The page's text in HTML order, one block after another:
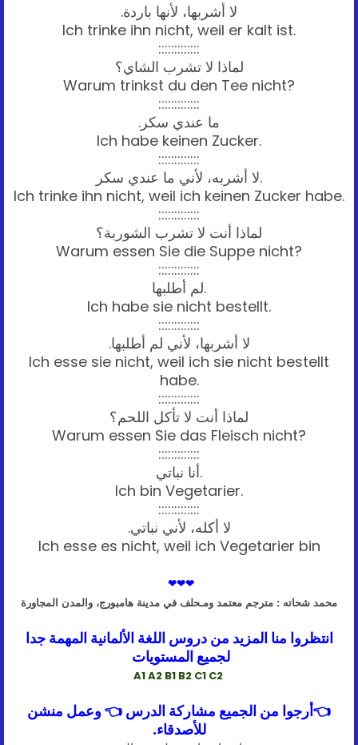
لا أشربها، لأنها باردة.
Ich trinke ihn nicht, weil er kalt ist.
:::::::::::::
لماذا لا تشرب الشاي؟
Warum trinkst du den Tee nicht?
:::::::::::::
ما عندي سكر.
Ich habe keinen Zucker.
:::::::::::::
لا أشربه، لأني ما عندي سكر.
Ich trinke ihn nicht, weil ich keinen Zucker habe.
:::::::::::::
لماذا أنت لا تشرب الشوربة؟
Warum essen Sie die Suppe nicht?
:::::::::::::
لم أطلبها.
Ich habe sie nicht bestellt.
:::::::::::::
لا أشربها، لأني لم أطلبها.
Ich esse sie nicht, weil ich sie nicht bestellt
habe.
:::::::::::::
لماذا أنت لا تأكل اللحم؟
Warum essen Sie das Fleisch nicht?
:::::::::::::
أنا نباتي.
Ich bin Vegetarier.
:::::::::::::
لا أكله، لأني نباتي.
Ich esse es nicht, weil ich Vegetarier bin
❤❤❤
محمد شحاته : مترجم معتمد ومـحلف في مدينة هامبورج، والمدن المجاورة
انتظروا منا المزيد من دروس اللغة الألمانية المهمة جدا
لجميع المستويات
A1 A2 B1 B2 C1 C2
👈أرجوا من الجميع مشاركة الدرس 👈 وعمل منشن
للأصدقاء.